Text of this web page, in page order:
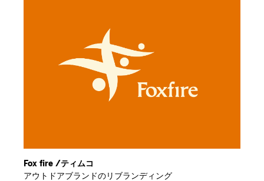
Fox fire /ティムコ
アウトドアブランドのリブランディング